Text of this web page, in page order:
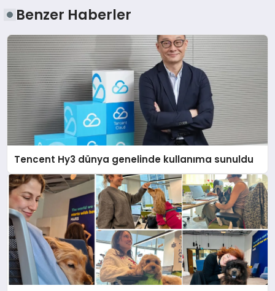
Benzer Haberler
Tencent Hy3 dünya genelinde kullanıma sunuldu